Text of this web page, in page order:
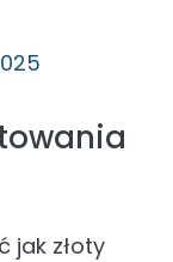
jak złoty